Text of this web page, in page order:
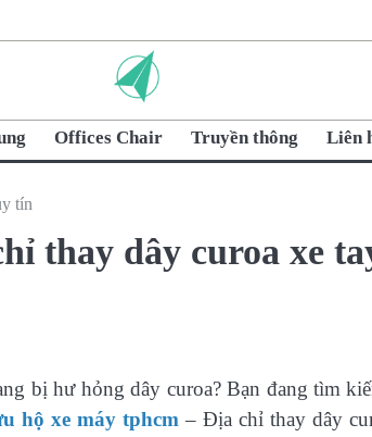
Offices Chair Truyền thông Liên
tín
thay dây curoa xe
bị hư hỏng dây curoa? Bạn đang tìm
hộ xe máy tphcm – Địa chỉ thay dây